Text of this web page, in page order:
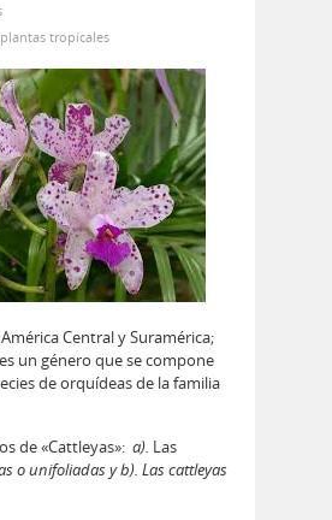
plantas tropicales
Central y Suramérica;
es un género que se compone
de orquídeas de la familia
de «Cattleyas»: a). Las
o unifoliadasy b). Las cattleyas